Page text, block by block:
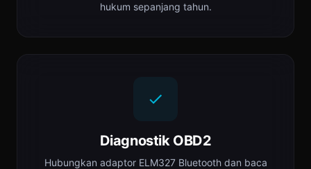
hukum sepanjang tahun.
Diagnostik OBD2
Hubungkan adaptor ELM327 Bluetooth dan baca